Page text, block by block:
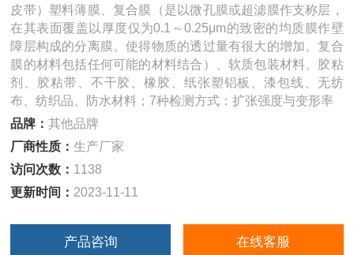
皮带）塑料薄膜、复合膜（是以微孔膜或超滤膜作支称层，
在其表面覆盖以厚度仅为0.1～0.25μm的致密的均质膜作壁
障层构成的分离膜。使得物质的透过量有很大的增加。复合
膜的材料包括任何可能的材料结合）、软质包装材料、胶粘
剂、胶粘带、不干胶、橡胶、纸张塑铝板、漆包线、无纺
布、纺织品、防水材料；7种检测方式：扩张强度与变形率
品牌：其他品牌
厂商性质：生产厂家
访问次数： 1138
更新时间： 2023-11-11
产品咨询 在线客服